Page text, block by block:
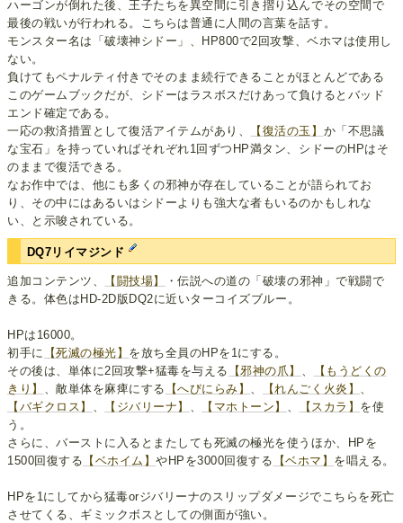
ハーゴンが倒れた後、王子たちを異空間に引き摺り込んでその空間で
最後の戦いが行われる。こちらは普通に人間の言葉を話す。
モンスター名は「破壊神シドー」、HP800で2回攻撃、ベホマは使用し
ない。
負けてもペナルティ付きでそのまま続行できることがほとんどである
このゲームブックだが、シドーはラスボスだけあって負けるとバッド
エンド確定である。
一応の救済措置として復活アイテムがあり、
【復活の玉】 か「不思議
な宝石」を持っていればそれぞれ1回ずつHP満タン、シドーのHPはそ
のままで復活できる。
なお作中では、他にも多くの邪神が存在していることが語られてお
り、その中にはあるいはシドーよりも強大な者もいるのかもしれな
い、と示唆されている。
DQ7リイマジンド
追加コンテンツ、 【闘技場】
・伝説への道の「破壊の邪神」で戦闘で
きる。体色はHD-2D版DQ2に近いターコイズブルー。
HPは16000。
初手に
【死滅の極光】 を放ち全員のHPを1にする。
その後は、単体に2回攻撃+猛毒を与える
【邪神の爪】 、
【もうどくの
きり】 、敵単体を麻痺にする 【へびにらみ】 、 【れんごく火炎】 、
【バギクロス】 、 【ジバリーナ】 、 【マホトーン】 、 【スカラ】 を使
う。
さらに、バーストに入るとまたしても死滅の極光を使うほか、HPを
1500回復する 【ベホイム】やHPを3000回復する 【ベホマ】 を唱える。
HPを1にしてから猛毒orジバリーナのスリップダメージでこちらを死亡
させてくる、ギミックボスとしての側面が強い。